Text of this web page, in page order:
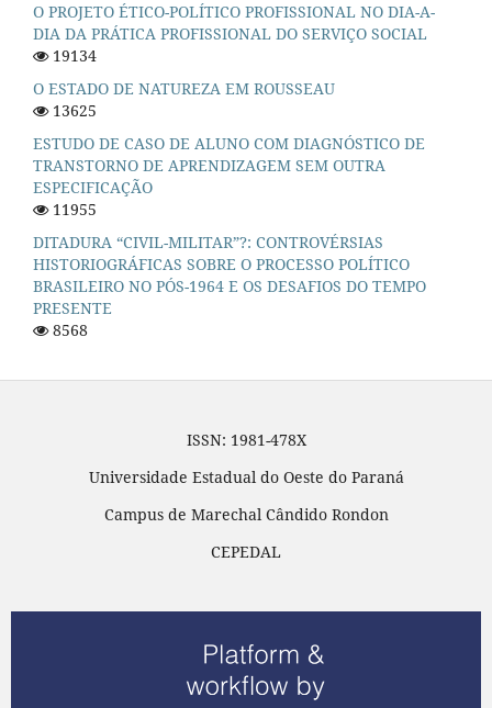
O PROJETO ÉTICO-POLÍTICO PROFISSIONAL NO DIA-A-
DIA DA PRÁTICA PROFISSIONAL DO SERVIÇO SOCIAL
19134
O ESTADO DE NATUREZA EM ROUSSEAU
13625
ESTUDO DE CASO DE ALUNO COM DIAGNÓSTICO DE
TRANSTORNO DE APRENDIZAGEM SEM OUTRA
ESPECIFICAÇÃO
11955
DITADURA “CIVIL-MILITAR”?: CONTROVÉRSIAS
HISTORIOGRÁFICAS SOBRE O PROCESSO POLÍTICO
BRASILEIRO NO PÓS-1964 E OS DESAFIOS DO TEMPO
PRESENTE
8568
ISSN: 1981-478X
Universidade Estadual do Oeste do Paraná
Campus de Marechal Cândido Rondon
CEPEDAL